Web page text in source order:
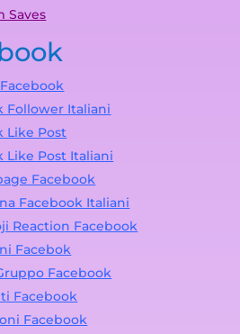
Saves
Follower Italiani
Like Post
Like Post Italiani
Facebook
Facebook Italiani
Reaction Facebook
Facebok
Facebook
Facebook
Facebook